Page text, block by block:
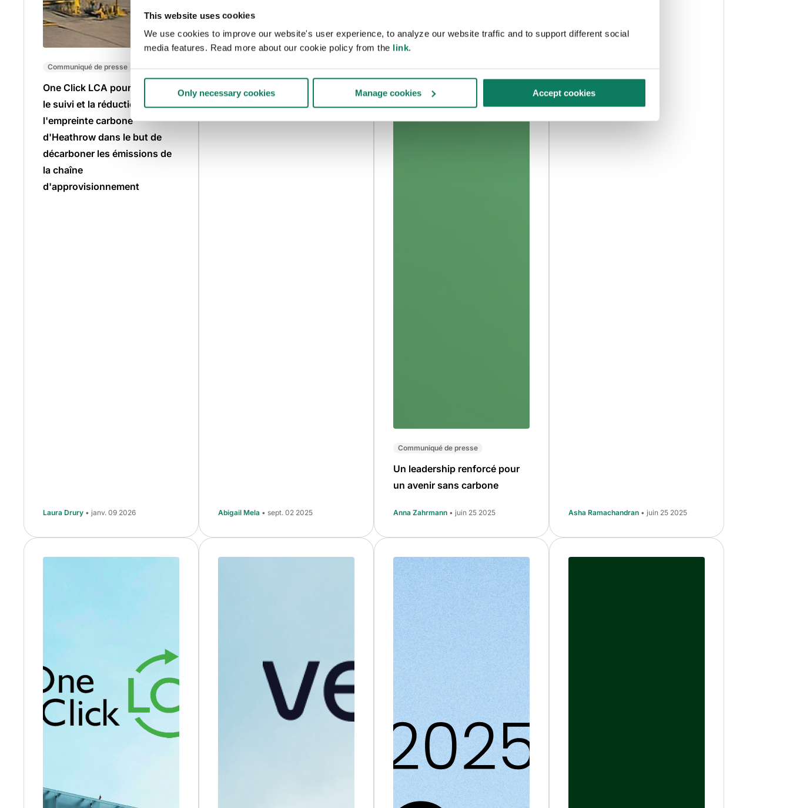
This website uses cookies
We use cookies to improve our website's user experience, to analyze our website traffic and to support different social
media features. Read more about our cookie policy from the link.
Only necessary cookies Manage cookies Accept cookies
Communiqué de presse
One Click LCA pour accélérer
le suivi et la réduction de
l'empreinte carbone
d'Heathrow dans le but de
décarboner les émissions de
la chaîne
d'approvisionnement
Laura Drury • janv. 09 2026 Abigail Mela • sept. 02 2025
Communiqué de presse
Un leadership renforcé pour
un avenir sans carbone
Anna Zahrmann • juin 25 2025 Asha Ramachandran • juin 25 2025